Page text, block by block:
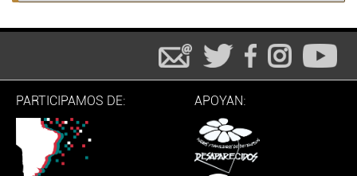
PARTICIPAMOS DE: APOYAN: